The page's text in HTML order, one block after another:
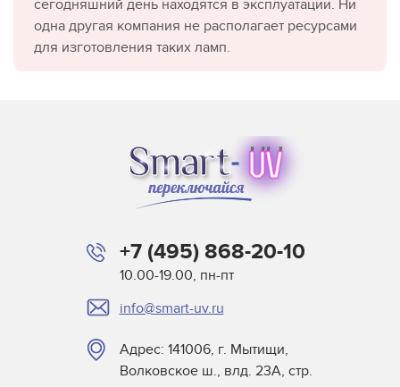
сегодняшний день находятся в эксплуатации. Ни
одна другая компания не располагает ресурсами
для изготовления таких ламп.
+7 (495) 868-20-10
10.00-19.00, пн-пт
info@smart-uv.ru
Адрес: 141006, г. Мытищи,
Волковское ш., влд. 23А, стр.